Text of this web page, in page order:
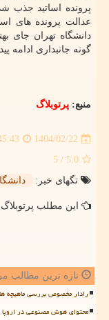
پرونده اساتید جذب
عدالت پرونده های
دانشگاه تهران جای
گونه جانبداری ادامه
منبع: پرتوبلاگ
1404/02/22
5.0
/ 5
تگهای خبر:
این مطلب
تازه ترین مطالب
رادار مخصوص بررسی ماهیچه
محتوای هوش مصنوعی در